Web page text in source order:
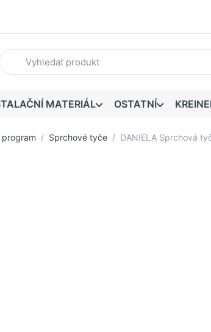
Zadejte hledaný výraz. První výsledky se
MATERIÁL OSTATNÍ
Sprchové tyče DANIELA Sprchová